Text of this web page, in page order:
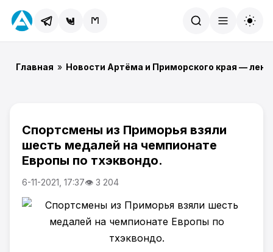
Главная » Новости Артёма и Приморского края —
Спортсмены из Приморья взяли
шесть медалей на чемпионате
Европы по тхэквондо.
6-11-2021, 17:37👁 3 204